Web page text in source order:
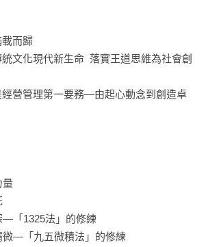
創西方透視學傳統，把繪畫由2D變成
乏3D視野與思考深度所導致的諸多問題。
微油彩的堆疊，傳達極為強烈的人物情
正是發現創業機會與追求卓越管理的關
企業重新思考幕僚單位的定位及重要
品極端柔美和諧，正是文藝復興時期第
而歸
文化現代新生命  落實王道思維為社會創
營管理第一要務—由起心動念到創造卓
量
—「1325法」的修練
微—「九五微積法」的修練